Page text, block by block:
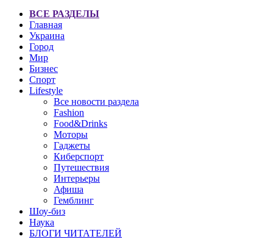
ВСЕ РАЗДЕЛЫ
Главная
Украина
Город
Мир
Бизнес
Спорт
Lifestyle
Все новости раздела
Fashion
Food&Drinks
Моторы
Гаджеты
Киберспорт
Путешествия
Интерьеры
Афиша
Гемблинг
Шоу-биз
Наука
БЛОГИ ЧИТАТЕЛЕЙ